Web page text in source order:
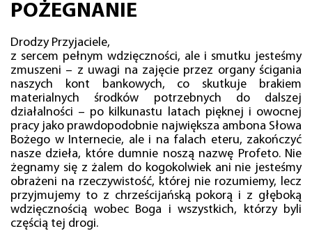
POŻEGNANIE
Drodzy Przyjaciele,
z sercem pełnym wdzięczności, ale i smutku jesteśmy
zmuszeni – z uwagi na zajęcie przez organy ścigania
naszych kont bankowych, co skutkuje brakiem
materialnych środków potrzebnych do dalszej
działalności – po kilkunastu latach pięknej i owocnej
pracy jako prawdopodobnie największa ambona Słowa
Bożego w Internecie, ale i na falach eteru, zakończyć
nasze dzieła, które dumnie noszą nazwę Profeto. Nie
żegnamy się z żalem do kogokolwiek ani nie jesteśmy
obrażeni na rzeczywistość, której nie rozumiemy, lecz
przyjmujemy to z chrześcijańską pokorą i z głęboką
wdzięcznością wobec Boga i wszystkich, którzy byli
częścią tej drogi.